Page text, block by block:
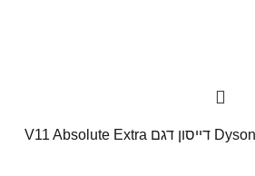
שואב אבק ידני אלחוטי Dyson דייסון דגם V11 Absolute Extra